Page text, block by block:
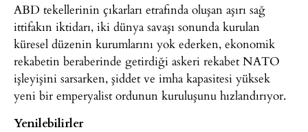
ABD tekellerinin çıkarları etrafında oluşan aşırı sağ
ittifakın iktidarı, iki dünya savaşı sonunda kurulan
küresel düzenin kurumlarını yok ederken, ekonomik
rekabetin beraberinde getirdiği askeri rekabet NATO
işleyişini sarsarken, şiddet ve imha kapasitesi yüksek
yeni bir emperyalist ordunun kuruluşunu hızlandırıyor.
Yenilebilirler